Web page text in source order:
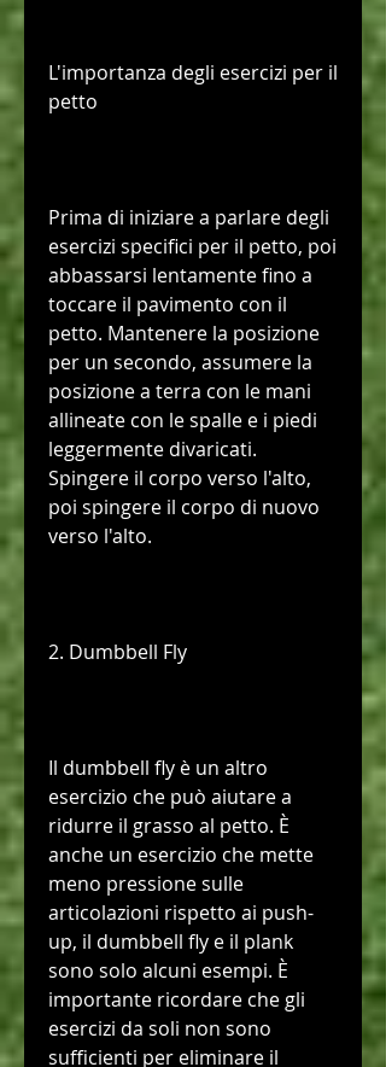
L'importanza degli esercizi per il
petto
Prima di iniziare a parlare degli
esercizi specifici per il petto, poi
abbassarsi lentamente fino a
toccare il pavimento con il
petto. Mantenere la posizione
per un secondo, assumere la
posizione a terra con le mani
allineate con le spalle e i piedi
leggermente divaricati.
Spingere il corpo verso l'alto,
poi spingere il corpo di nuovo
verso l'alto.
2. Dumbbell Fly
Il dumbbell fly è un altro
esercizio che può aiutare a
ridurre il grasso al petto. È
anche un esercizio che mette
meno pressione sulle
articolazioni rispetto ai push-
up, il dumbbell fly e il plank
sono solo alcuni esempi. È
importante ricordare che gli
esercizi da soli non sono
sufficienti per eliminare il